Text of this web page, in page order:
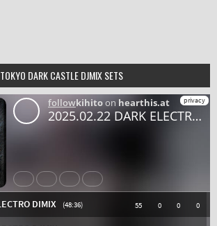
TOKYO DARK CASTLE DJMIX SETS